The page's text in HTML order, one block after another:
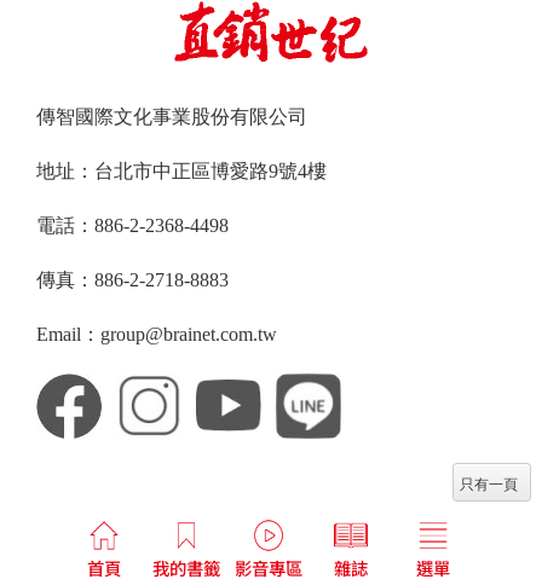
傳智國際文化事業股份有限公司
地址：台北市中正區博愛路9號4樓
電話：886-2-2368-4498
傳真：886-2-2718-8883
Email：group@brainet.com.tw
首頁 我的書籤 影音專區 雜誌 選單
只有一頁